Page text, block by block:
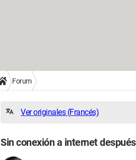
Forum
Ver originales (Francés)
Sin conexión a internet